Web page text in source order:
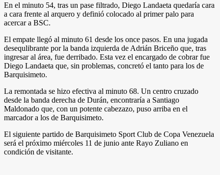
En el minuto 54, tras un pase filtrado, Diego Landaeta quedaría cara
a cara frente al arquero y definió colocado al primer palo para
acercar a BSC.
El empate llegó al minuto 61 desde los once pasos. En una jugada
desequlibrante por la banda izquierda de Adrián Briceño que, tras
ingresar al área, fue derribado. Esta vez el encargado de cobrar fue
Diego Landaeta que, sin problemas, concretó el tanto para los de
Barquisimeto.
La remontada se hizo efectiva al minuto 68. Un centro cruzado
desde la banda derecha de Durán, encontraría a Santiago
Maldonado que, con un potente cabezazo, puso arriba en el
marcador a los de Barquisimeto.
El siguiente partido de Barquisimeto Sport Club de Copa Venezuela
será el próximo miércoles 11 de junio ante Rayo Zuliano en
condición de visitante.